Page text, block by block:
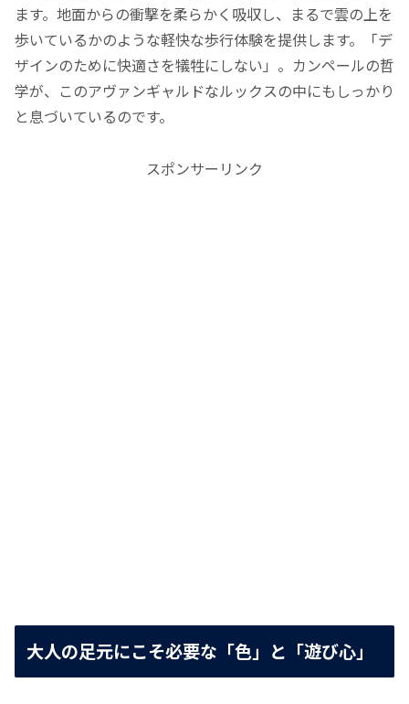
ます。地面からの衝撃を柔らかく吸収し、まるで雲の上を
歩いているかのような軽快な歩行体験を提供します。「デ
ザインのために快適さを犠牲にしない」。カンペールの哲
学が、このアヴァンギャルドなルックスの中にもしっかり
と息づいているのです。
スポンサーリンク
大人の足元にこそ必要な「色」と「遊び心」